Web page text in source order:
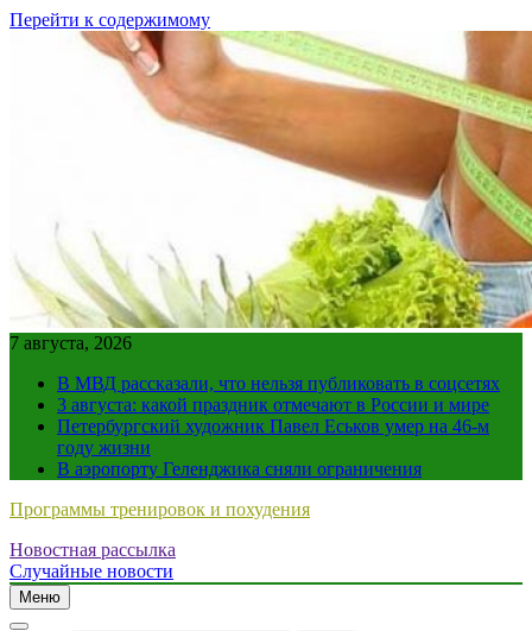
Перейти к содержимому
7 августа, 2026
В МВД рассказали, что нельзя публиковать в соцсетях
3 августа: какой праздник отмечают в России и мире
Петербургский художник Павел Еськов умер на 46-м
году жизни
В аэропорту Геленджика сняли ограничения
Программы тренировок и похудения
Новостная рассылка
Случайные новости
Меню